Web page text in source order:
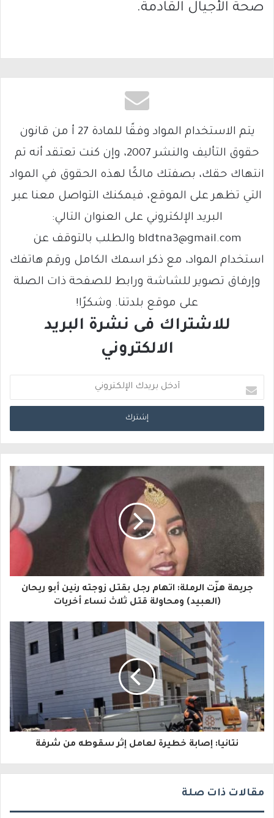
صحة الأجيال القادمة.
يتم الاستخدام المواد وفقًا للمادة 27 أ من قانون
حقوق التأليف والنشر 2007، وإن كنت تعتقد أنه تم
انتهاك حقك، بصفتك مالكًا لهذه الحقوق في المواد
التي تظهر على الموقع، فيمكنك التواصل معنا عبر
البريد الإلكتروني على العنوان التالي:
bldtna3@gmail.com والطلب بالتوقف عن
استخدام المواد، مع ذكر اسمك الكامل ورقم هاتفك
وإرفاق تصوير للشاشة ورابط للصفحة ذات الصلة
على موقع بلدتنا. وشكرًا!
للاشتراك فى نشرة البريد
الالكتروني
د
خ
د
ك
ا
إ
ر
و
جريمة هزّت الرملة: اتهام رجل بقتل زوجته رنين أبو ريحان
(العبيد) ومحاولة قتل ثلاث نساء أخريات
نتانيا: إصابة خطيرة لعامل إثر سقوطه من شرفة
مقالات ذات صلة